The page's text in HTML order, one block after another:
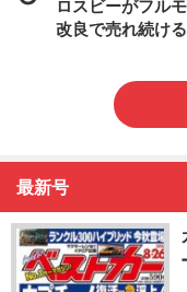
ロスビーがフル
改良で売れ続け
最新号